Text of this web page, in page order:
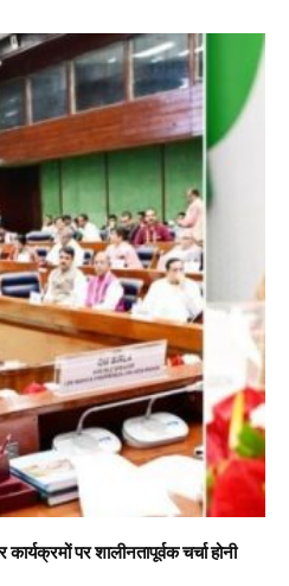
पर शालीनतापूर्वक चर्चा होनी